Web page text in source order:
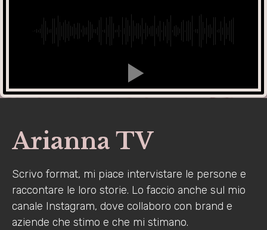
Arianna TV
Scrivo format, mi piace intervistare le persone e
raccontare le loro storie. Lo faccio anche sul mio
canale Instagram, dove collaboro con brand e
aziende che stimo e che mi stimano.